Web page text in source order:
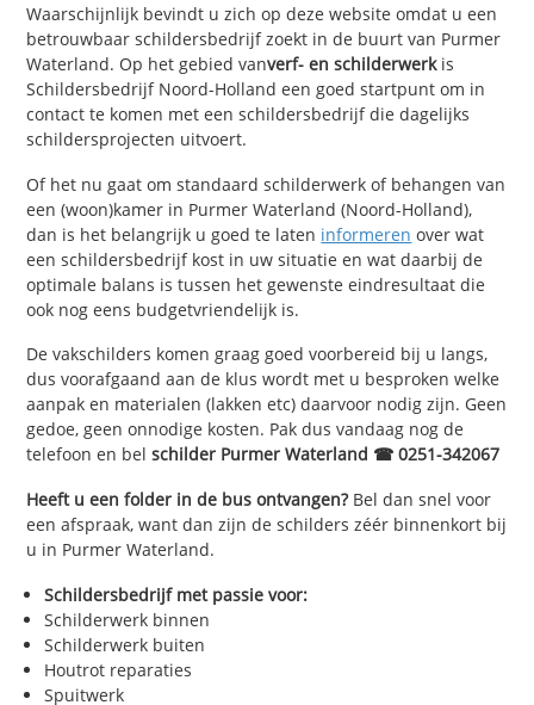
Waarschijnlijk bevindt u zich op deze website omdat u een
betrouwbaar schildersbedrijf zoekt in de buurt van Purmer
Waterland. Op het gebied vanverf- en schilderwerkis
Schildersbedrijf Noord-Holland een goed startpunt om in
contact te komen met een schildersbedrijf die dagelijks
schildersprojecten uitvoert.
Of het nu gaat om standaard schilderwerk of behangen van
een (woon)kamer in Purmer Waterland (Noord-Holland),
dan is het belangrijk u goed te laten informeren over wat
een schildersbedrijf kost in uw situatie en wat daarbij de
optimale balans is tussen het gewenste eindresultaat die
ook nog eens budgetvriendelijk is.
De vakschilders komen graag goed voorbereid bij u langs,
dus voorafgaand aan de klus wordt met u besproken welke
aanpak en materialen (lakken etc) daarvoor nodig zijn. Geen
gedoe, geen onnodige kosten. Pak dus vandaag nog de
telefoon en belschilder Purmer Waterland ☎ 0251-342067
Heeft u een folder in de bus ontvangen?Bel dan snel voor
een afspraak, want dan zijn de schilders zéér binnenkort bij
u in Purmer Waterland.
Schildersbedrijf met passie voor:
Schilderwerk binnen
Schilderwerk buiten
Houtrot reparaties
Spuitwerk